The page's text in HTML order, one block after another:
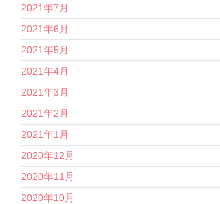
2021年7月
2021年6月
2021年5月
2021年4月
2021年3月
2021年2月
2021年1月
2020年12月
2020年11月
2020年10月